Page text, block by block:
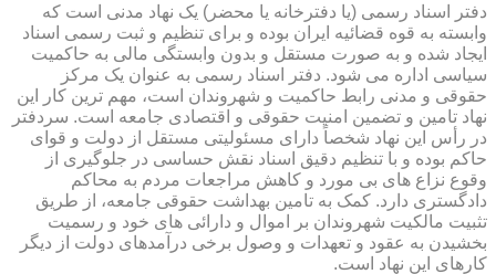
دفتر اسناد رسمی (یا دفترخانه یا محضر) یک نهاد مدنی است که
وابسته به قوه قضائیه ایران بوده و برای تنظیم و ثبت رسمی اسناد
ایجاد شده و به صورت مستقل و بدون وابستگی مالی به حاکمیت
سیاسی اداره می شود. دفتر اسناد رسمی به عنوان یک مرکز
حقوقی و مدنی رابط حاکمیت و شهروندان است، مهم ترین کار این
نهاد تامین و تضمین امنیت حقوقی و اقتصادی جامعه است. سردفتر
در رأس این نهاد شخصاً دارای مسئولیتی مستقل از دولت و قوای
حاکم بوده و با تنظیم دقیق اسناد نقش حساسی در جلوگیری از
وقوع نزاع های بی مورد و کاهش مراجعات مردم به محاکم
دادگستری دارد. کمک به تامین بهداشت حقوقی جامعه، از طریق
تثبیت مالکیت شهروندان بر اموال و دارائی های خود و رسمیت
بخشیدن به عقود و تعهدات و وصول برخی درآمدهای دولت از دیگر
کارهای این نهاد است.